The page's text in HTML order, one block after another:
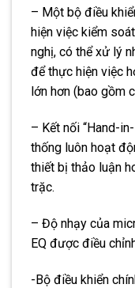
– Một bộ điều
hiện việc kiểm
nghị, có thể xử lý
để thực hiện việc
lớn hơn (bao gồm
– Kết nối “Hand-
thống luôn hoạt
thiết bị thảo luận
trặc.
– Độ nhạy của
EQ được điều
-Bộ điều khiển